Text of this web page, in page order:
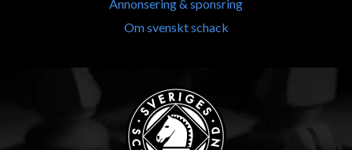
Annonsering & sponsring
Om svenskt schack